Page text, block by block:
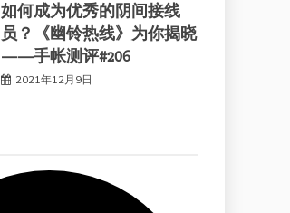
如何成为优秀的阴间接线
员？《幽铃热线》为你揭晓
——手帐测评#206
2021年12月9日